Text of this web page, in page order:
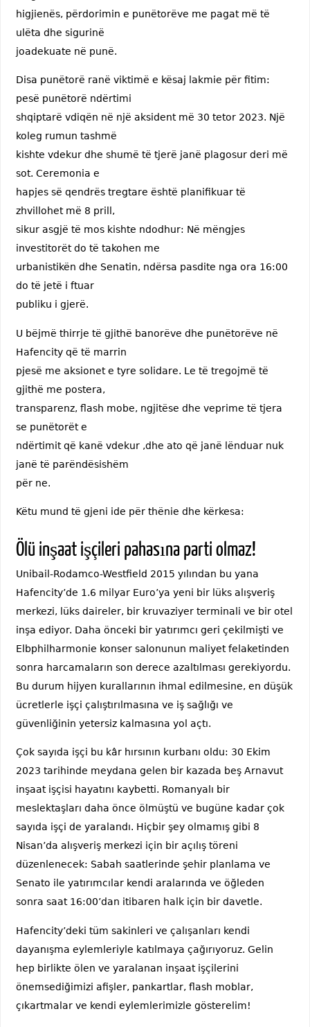
higjienës, përdorimin e punëtorëve me pagat më të
ulëta dhe sigurinë
joadekuate në punë.
Disa punëtorë ranë viktimë e kësaj lakmie për fitim:
pesë punëtorë ndërtimi
shqiptarë vdiqën në një aksident më 30 tetor 2023. Një
koleg rumun tashmë
kishte vdekur dhe shumë të tjerë janë plagosur deri më
sot. Ceremonia e
hapjes së qendrës tregtare është planifikuar të
zhvillohet më 8 prill,
sikur asgjë të mos kishte ndodhur: Në mëngjes
investitorët do të takohen me
urbanistikën dhe Senatin, ndërsa pasdite nga ora 16:00
do të jetë i ftuar
publiku i gjerë.
U bëjmë thirrje të gjithë banorëve dhe punëtorëve në
Hafencity që të marrin
pjesë me aksionet e tyre solidare. Le të tregojmë të
gjithë me postera,
transparenz, flash mobe, ngjitëse dhe veprime të tjera
se punëtorët e
ndërtimit që kanë vdekur ,dhe ato që janë lënduar nuk
janë të parëndësishëm
për ne.
Këtu mund të gjeni ide për thënie dhe kërkesa:
Ölü inşaat işçileri pahasına parti olmaz!
Unibail-Rodamco-Westfield 2015 yılından bu yana
Hafencity’de 1.6 milyar Euro’ya yeni bir lüks alışveriş
merkezi, lüks daireler, bir kruvaziyer terminali ve bir otel
inşa ediyor. Daha önceki bir yatırımcı geri çekilmişti ve
Elbphilharmonie konser salonunun maliyet felaketinden
sonra harcamaların son derece azaltılması gerekiyordu.
Bu durum hijyen kurallarının ihmal edilmesine, en düşük
ücretlerle işçi çalıştırılmasına ve iş sağlığı ve
güvenliğinin yetersiz kalmasına yol açtı.
Çok sayıda işçi bu kâr hırsının kurbanı oldu: 30 Ekim
2023 tarihinde meydana gelen bir kazada beş Arnavut
inşaat işçisi hayatını kaybetti. Romanyalı bir
meslektaşları daha önce ölmüştü ve bugüne kadar çok
sayıda işçi de yaralandı. Hiçbir şey olmamış gibi 8
Nisan’da alışveriş merkezi için bir açılış töreni
düzenlenecek: Sabah saatlerinde şehir planlama ve
Senato ile yatırımcılar kendi aralarında ve öğleden
sonra saat 16:00’dan itibaren halk için bir davetle.
Hafencity’deki tüm sakinleri ve çalışanları kendi
dayanışma eylemleriyle katılmaya çağırıyoruz. Gelin
hep birlikte ölen ve yaralanan inşaat işçilerini
önemsediğimizi afişler, pankartlar, flash moblar,
çıkartmalar ve kendi eylemlerimizle gösterelim!